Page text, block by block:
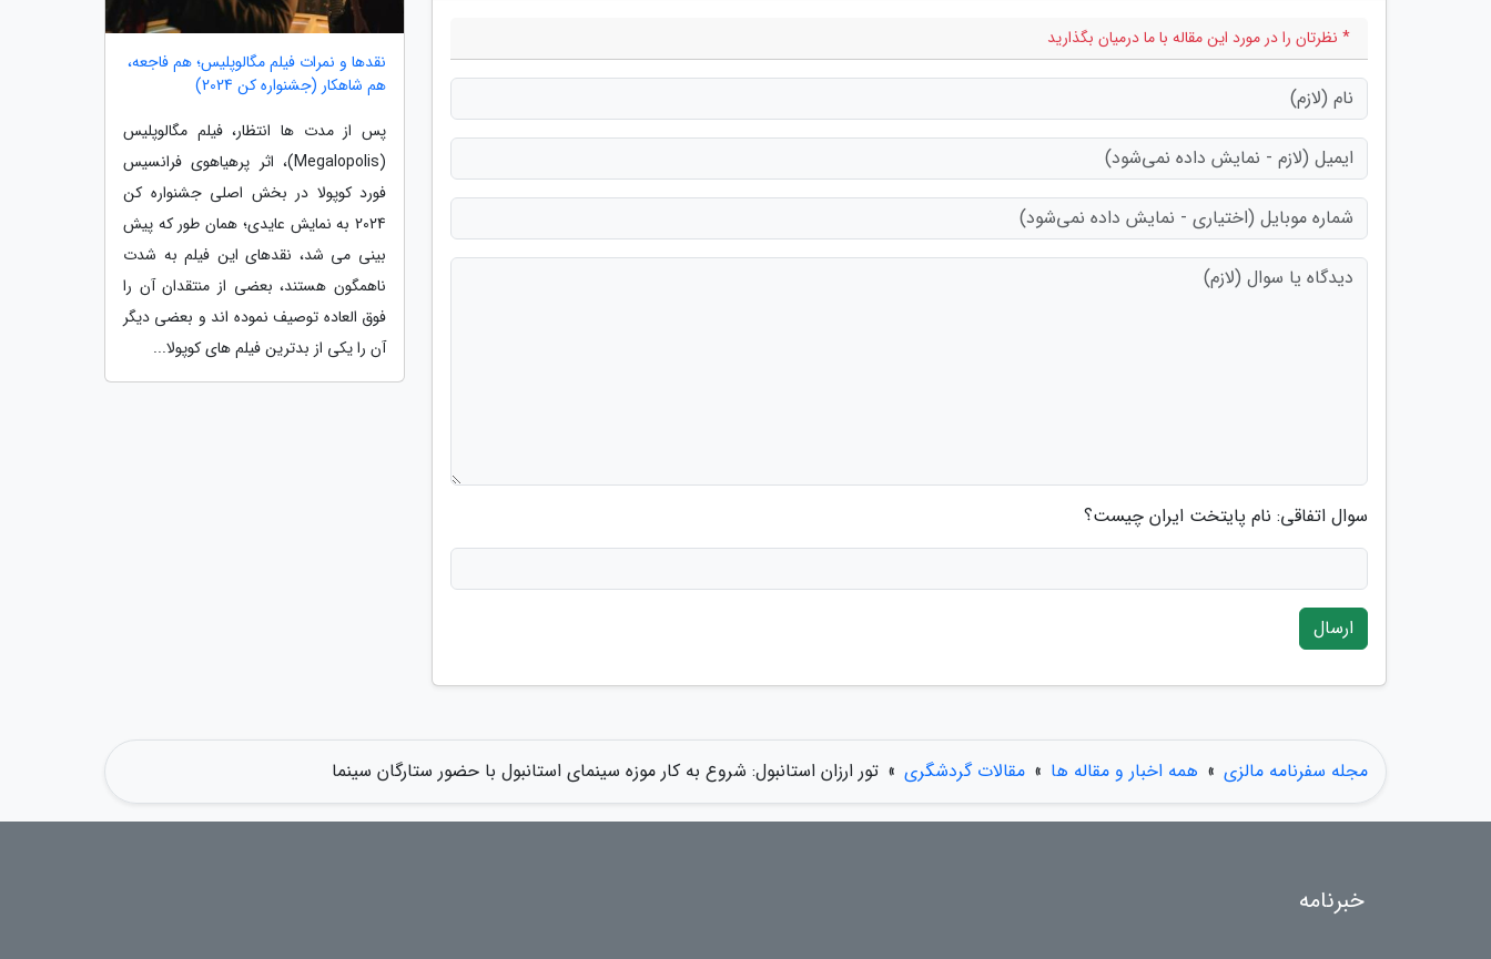
* نظرتان را در مورد این مقاله با ما درمیان بگذارید
سوال اتفاقی: نام پایتخت ایران چیست؟
ارسال
نقدها و نمرات فیلم مگالوپلیس؛ هم فاجعه،
هم شاهکار (جشنواره کن 2024)
پس از مدت ها انتظار، فیلم مگالوپلیس
(Megalopolis)، اثر پرهیاهوی فرانسیس
فورد کوپولا در بخش اصلی جشنواره کن
2024 به نمایش عایدی؛ همان طور که پیش
بینی می شد، نقدهای این فیلم به شدت
ناهمگون هستند، بعضی از منتقدان آن را
فوق العاده توصیف نموده اند و بعضی دیگر
آن را یکی از بدترین فیلم های کوپولا...
مجله سفرنامه مالزی » همه اخبار و مقاله ها » مقالات گردشگری » تور ارزان استانبول: شروع به کار موزه سینمای استانبول با حضور ستارگان سینما
خبرنامه